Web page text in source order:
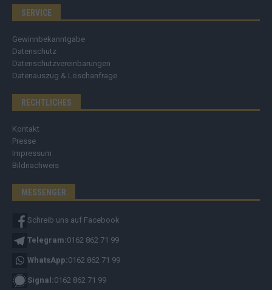
SERVICE
Gewinnbekanntgabe
Datenschutz
Datenschutzvereinbarungen
Datenauszug & Löschanfrage
RECHTLICHES
Kontakt
Presse
Impressum
Bildnachweis
MESSENGER
Schreib uns auf Facebook
Telegram:0162 862 71 99
WhatsApp:0162 862 71 99
Signal:0162 862 71 99